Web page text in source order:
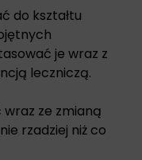
do kształtu
je wraz z
leczniczą.
ze zmianą
rzadziej niż co